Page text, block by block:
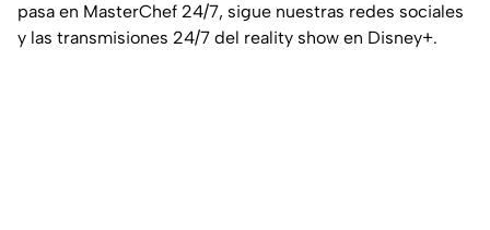
pasa en MasterChef 24/7, sigue nuestras redes sociales
y las transmisiones 24/7 del reality show en Disney+.